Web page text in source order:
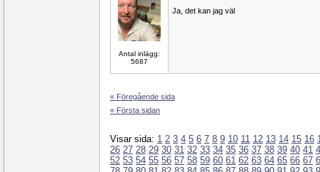
Antal inlägg:
5687
Ja, det kan jag väl
« Föregående sida
« Första sidan
Visar sida: 1 2 3 4 5 6 7 8 9 10 11 12 13 14 15 16
26 27 28 29 30 31 32 33 34 35 36 37 38 39 40 41
52 53 54 55 56 57 58 59 60 61 62 63 64 65 66 67